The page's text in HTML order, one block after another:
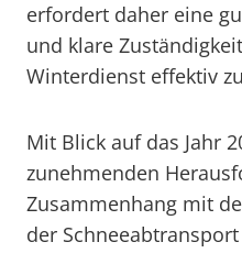
erfordert daher eine
und klare
Winterdienst effektiv
Mit Blick auf das Jahr
zunehmenden
Zusammenhang mit
der